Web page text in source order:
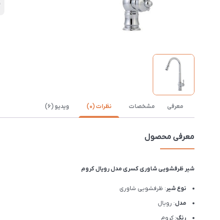
معرفی مشخصات نظرات (0) ویدیو (6)
معرفی محصول
شیر ظرفشویی شاوری کسری مدل رویال کروم
نوع شیر: ظرفشویی شاوری
مدل: رویال
رنگ: کروم